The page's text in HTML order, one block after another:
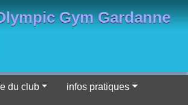
Gym Gardanne
du club infos pratiques
des cookies